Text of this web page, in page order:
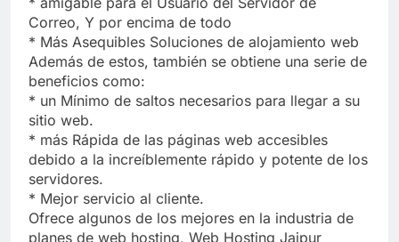
Correo, Y por encima de todo
* Más Asequibles Soluciones de alojamiento web
Además de estos, también se obtiene una serie de
beneficios como:
* un Mínimo de saltos necesarios para llegar a su
sitio web.
* más Rápida de las páginas web accesibles
debido a la increíblemente rápido y potente de los
servidores.
* Mejor servicio al cliente.
Ofrece algunos de los mejores en la industria de
planes de web hosting, Web Hosting Jaipur